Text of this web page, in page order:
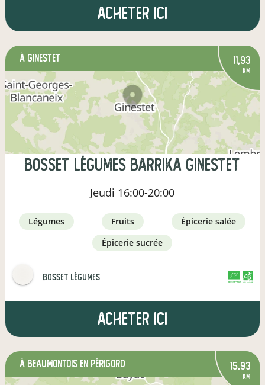
Acheter ici
à Ginestet 11,93
km
Bosset Légumes Barrika Ginestet
Jeudi 16:00-20:00
légumes fruits
épicerie salée
épicerie sucrée
Bosset Légumes
Acheter ici
à Beaumontois en Périgord 15,93
km